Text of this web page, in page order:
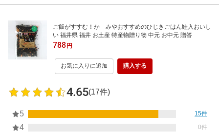
ご飯がすすむ！かゞみやおすすめのひじきごはん鮭入おいし
い 福井県 福井 お土産 特産物贈り物 中元 お中元 贈答
788円
お気に入りに追加 購入する
4.65(17件)
5 15件
4 0件